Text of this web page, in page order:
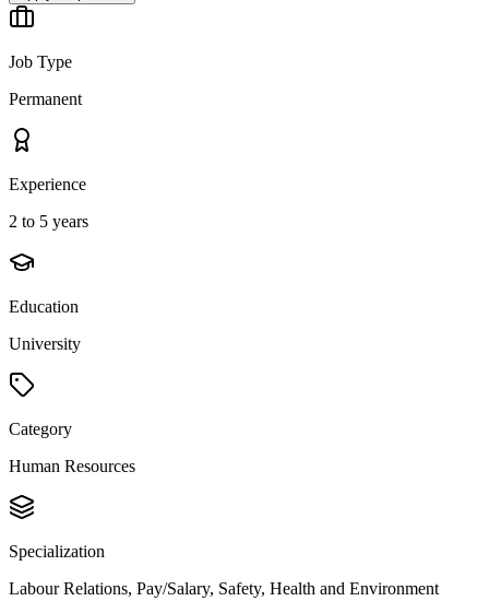
Job Type
Permanent
Experience
2 to 5 years
Education
University
Category
Human Resources
Specialization
Labour Relations, Pay/Salary, Safety, Health and Environment